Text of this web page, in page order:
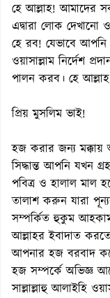
হে আল্লাহ! আমাদের
এদ্বারা লোক দেখানো
হে রব! যেভাবে আপনি
ওয়াসাল্লাম নির্দেশ
পালন করব। হে
প্রিয় মুসলিম ভাই!
হজ করার জন্য মক্কায়
সিদ্ধান্ত আপনি যখন
পবিত্র ও হালাল মাল
তালাশ করুন যারা
সম্পর্কিত হুকুম
আল্লাহর ইবাদাত
আপনার হজ বরবাদ
হজ সম্পর্কে অভিজ্ঞ
সাল্লাল্লাহু আলাইহি